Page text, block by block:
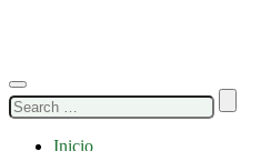
Search
for:
Inicio